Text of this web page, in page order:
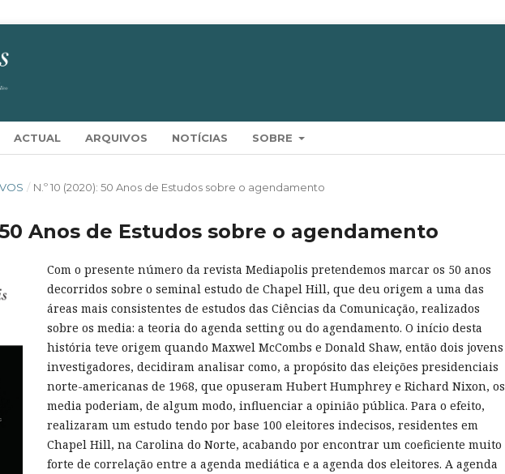
ACTUAL ARQUIVOS NOTÍCIAS SOBRE
/ N.º 10 (2020): 50 Anos de Estudos sobre o agendamento
50 Anos de Estudos sobre o agendamento
Com o presente número da revista Mediapolis pretendemos marcar os 50 anos
decorridos sobre o seminal estudo de Chapel Hill, que deu origem a uma das
áreas mais consistentes de estudos das Ciências da Comunicação, realizados
sobre os media: a teoria do agenda setting ou do agendamento. O início desta
história teve origem quando Maxwel McCombs e Donald Shaw, então dois jovens
investigadores, decidiram analisar como, a propósito das eleições presidenciais
norte-americanas de 1968, que opuseram Hubert Humphrey e Richard Nixon, os
media poderiam, de algum modo, influenciar a opinião pública. Para o efeito,
realizaram um estudo tendo por base 100 eleitores indecisos, residentes em
Chapel Hill, na Carolina do Norte, acabando por encontrar um coeficiente muito
forte de correlação entre a agenda mediática e a agenda dos eleitores. A agenda